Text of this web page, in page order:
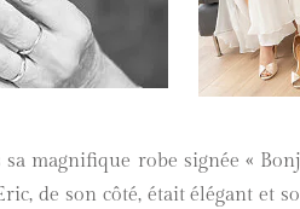
magnifique robe signée «
de son côté, était élégant et